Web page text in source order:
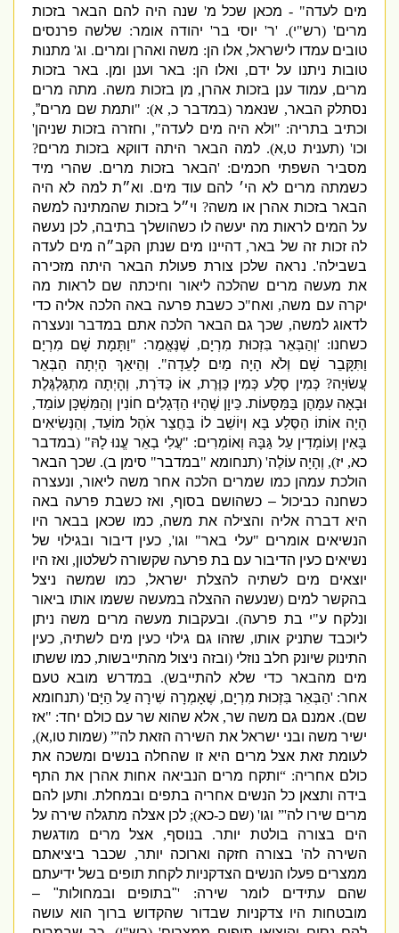
מים לעדה" - מכאן שכל מ 'שנה היה להם הבאר בזכות
מרים' (רש"י). 'ר 'יוסי בר'יהודה אומר:שלשה פרנסים
טובים עמדו לישראל,אלו הן :משה ואהרן ומרים.וג 'מתנות
טובות ניתנו על ידם,ואלו הן :באר וענן ומן.באר בזכות
מרים,עמוד ענן בזכות אהרן,מן בזכות משה.מתה מרים
נסתלק הבאר,שנאמר(במדבר כ,א ): "ותמת שם מרים”,
וכתיב בתריה: "ולא היה מים לעדה",וחזרה בזכות שניהן'
' (תענית ט א).למה הבאר היתה דווקא בזכות מרים?
מסביר השפתי חכמים: 'הבאר בזכות מרים.שהרי מיד
כשמתה מרים לא הי׳ להם עוד מים.וא״ת למה לא היה
הבאר בזכות אהרן או משה?וי״ל בזכות שהמתינה למשה
על המים לראות מה יעשה לו כשהושלך בתיבה,לכן נעשה
לה זכות זה של באר,דהיינו מים שנתן הקב״ה מים לעדה
בשבילה'.נראה שלכן צורת פעולת הבאר היתה מזכירה
את מעשה מרים שהלכה ליאור וחיכתה שם לראות מה
יקרה עם משה,ואח"כ כשבת פרעה באה הלכה אליה כדי
לדאוג למשה,שכך גם הבאר הלכה אתם במדבר ונעצרה
כשחנו: 'וְהַבְּאֵר בִּזְכוּת מִרְיָם,שֶׁנֶּאֱמַר: " וַתָּמָת שָׁם מִרְיָם
וַתִּקָּבֵר שָׁם וְלֹא הָיָה מַיִם לָעֵדָה".וְהֵיאַךְ הָיְתָה הַבְּאֵר
עֲשׂוּיָה?כְּמִין סֶלַע כְּמִין כַּוֶּרֶת,אוֹ כַּדֹּרֶת,וְהָיְתָה מִתְגַּלְגֶּלֶת
וּבָאָה עִמָּהֶן בַּמַּסָּעוֹת.כֵּיוָן שֶׁהָיוּ הַדְּגָלִים חוֹנִין וְהַמִּשְׁכָּן עוֹמֵד,
הָיָה אוֹתוֹ הַסֶּלַע בָּא וְיוֹשֵׁב לוֹ בַּחֲצַר אֹהֶל מוֹעֵד,וְהַנְּשִׂיאִים
בָּאִין וְעוֹמְדִין עַל גַּבָּהּ וְאוֹמְרִים: "עֲלִי בְאֵר עֱנוּ לָהּ" (במדבר
כא,יז),וְהָיָה עוֹלֶה' (תנחומא"במדבר"סימן ב ).שכך הבאר
הולכת עמהן כמו שמרים הלכה אחר משה ליאור,ונעצרה
כשחנה כביכול – כשהושם בסוף,ואז כשבת פרעה באה
היא דברה אליה והצילה את משה,כמו שכאן בבאר היו
הנשיאים אומרים" עלי באר"וגו ',כעין דיבור ובגילוי של
נשיאים כעין הדיבור עם בת פרעה שקשורה לשלטון,ואז היו
יוצאים מים לשתיה להצלת ישראל,כמו שמשה ניצל
בהקשר למים(שנעשה ההצלה במעשה ששמו אותו ביאור
ונלקח ע "י בת פרעה).ובעקבות מעשה מרים משה ניתן
ליוכבד שתניק אותו,שזהו גם גילוי כעין מים לשתיה,כעין
התינוק שיונק חלב נוזלי(ובזה ניצול מהתייבשות,כמו ששתו
מים מהבאר כדי שלא להתייבש).במדרש מובא טעם
אחר: 'הַבְּאֵר בִּזְכוּת מִרְיָם,שֶׁאָמְרָה שִׁירָה עַל הַיָּם' (תנחומא
שם).אמנם גם משה שר,אלא שהוא שר עם כולם יחד: "אז
ישיר משה ובני ישראל את השירה הזאת לה'” (שמות טו ,א),
לעומת זאת אצל מרים היא זו שהחלה בנשים ומשכה את
כולם אחריה: “ותקח מרים הנביאה אחות אהרן את התף
בידה ותצאן כל הנשים אחריה בתפים ובמחלת.ותען להם
מרים שירו לה'”וגו ' (שם כ- כא);לכן אצלה מתגלה שירה על
הים בצורה בולטת יותר.בנוסף,אצל מרים מודגשת
השירה לה'בצורה חזקה וארוכה יותר,שכבר ביציאתם
ממצרים פעלו הנשים הצדקניות לקחת תופים בשל ידיעתם
שהם עתידים לומר שירה: ' בתופים ובמחולות" –
מובטחות היו צדקניות שבדור שהקדוש ברוך הוא עושה